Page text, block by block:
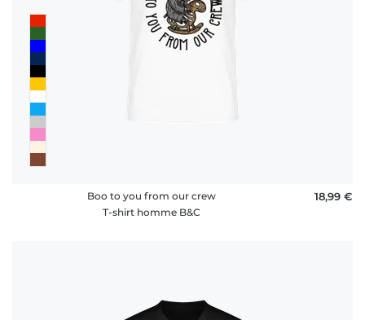
Boo to you from our crew
T-shirt homme B&C
18,99 €